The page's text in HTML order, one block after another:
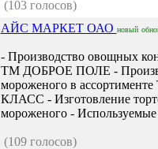
(103 голосов)
АЙС МАРКЕТ ОАО новый
- Производство овощных
ТМ ДОБРОЕ ПОЛЕ -
мороженого в
КЛАСС - Изготовление
мороженого - Используемые
(109 голосов)